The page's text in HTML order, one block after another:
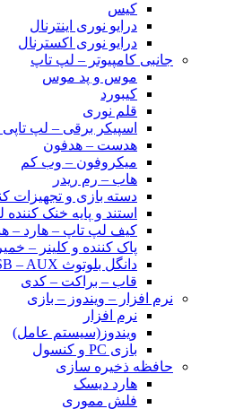
کیس
درایو نوری اینترنال
درایو نوری اکسترنال
جانبی کامپیوتر – لپ تاپ
موس و پد موس
کیبورد
قلم نوری
اسپیکر برقی – لپ تاپی
هدست – هدفون
میکروفون – وب کم
هاب – رم ریدر
دسته بازی و تجهیزات
استند و پایه خنک
کیف لپ تاپ – هارد –
پاک کننده و کلینر –
دانگل بلوتوث USB – AUX
قاب – براکت – کدی
نرم افزار – ویندوز – بازی
نرم افزار
ویندوز(سیستم عامل)
بازی PC و کنسول
حافظه ذخیره سازی
هارد دیسک
فلش مموری